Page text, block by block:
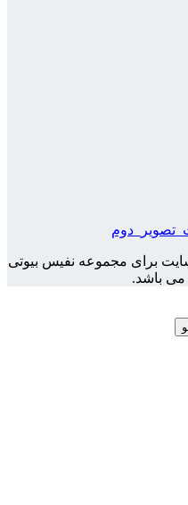
برای مجموعه نفیس بیوتی
باشد.